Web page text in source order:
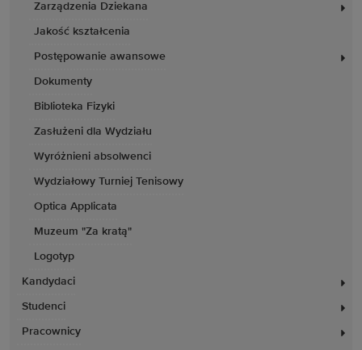
Zarządzenia Dziekana
Jakość kształcenia
Postępowanie awansowe
Dokumenty
Biblioteka Fizyki
Zasłużeni dla Wydziału
Wyróżnieni absolwenci
Wydziałowy Turniej Tenisowy
Optica Applicata
Muzeum "Za kratą"
Logotyp
Kandydaci
Studenci
Pracownicy